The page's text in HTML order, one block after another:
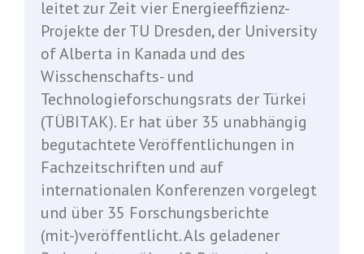
leitet zur Zeit vier Energieeffizienz-
Projekte der TU Dresden, der University
of Alberta in Kanada und des
Wisschenschafts- und
Technologieforschungsrats der Türkei
(TÜBITAK). Er hat über 35 unabhängig
begutachtete Veröffentlichungen in
Fachzeitschriften und auf
internationalen Konferenzen vorgelegt
und über 35 Forschungsberichte
(mit-)veröffentlicht. Als geladener